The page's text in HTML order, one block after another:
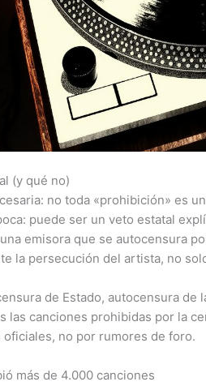
(y qué no)
no toda «prohibición» es
puede ser un veto estatal
emisora que se autocensura
la persecución del artista, no
de Estado, autocensura
las canciones prohibidas por la
no por rumores de foro.
más de 4.000 canciones